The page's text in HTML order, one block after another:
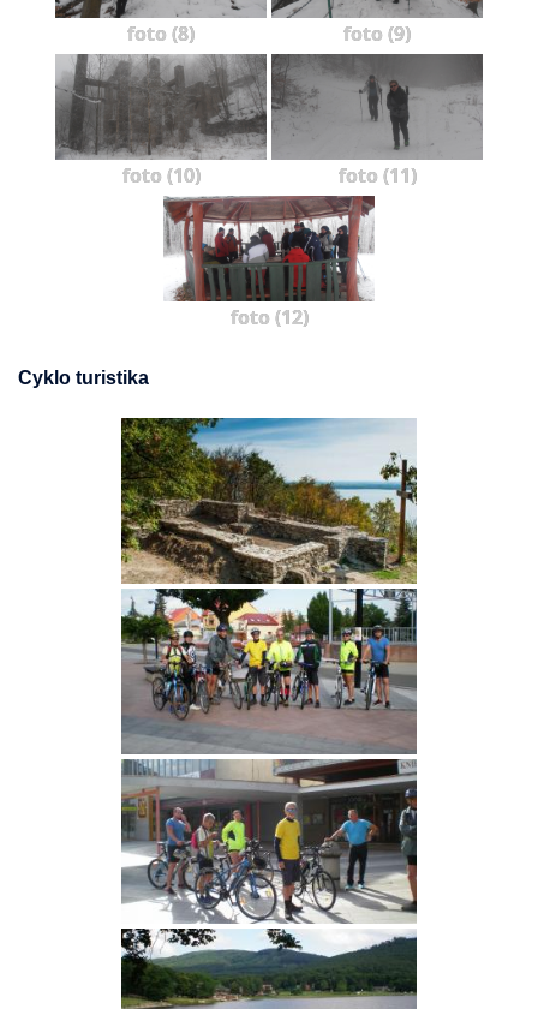
foto (8) foto (9)
foto (10) foto (11)
foto (12)
Cyklo turistika